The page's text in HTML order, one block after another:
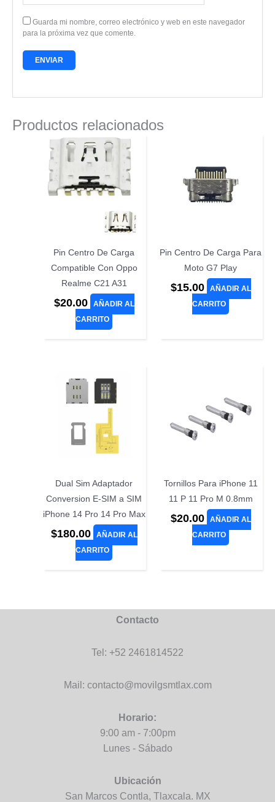
Guarda mi nombre, correo electrónico y web en este navegador
para la próxima vez que comente.
Productos relacionados
Pin Centro De Carga
Compatible Con Oppo
Realme C21 A31
$20.00
AÑADIR AL
CARRITO
Pin Centro De Carga Para
Moto G7 Play
$15.00
AÑADIR AL
CARRITO
Dual Sim Adaptador
Conversion E-SIM a SIM
iPhone 14 Pro 14 Pro Max
$180.00
AÑADIR AL
CARRITO
Tornillos Para iPhone 11
11 P 11 Pro M 0.8mm
$20.00
AÑADIR AL
CARRITO
Contacto
Tel: +52 2461814522
Mail: contacto@movilgsmtlax.com
Horario:
9:00 am - 7:00pm
Lunes - Sábado
Ubicación
San Marcos Contla, Tlaxcala. MX